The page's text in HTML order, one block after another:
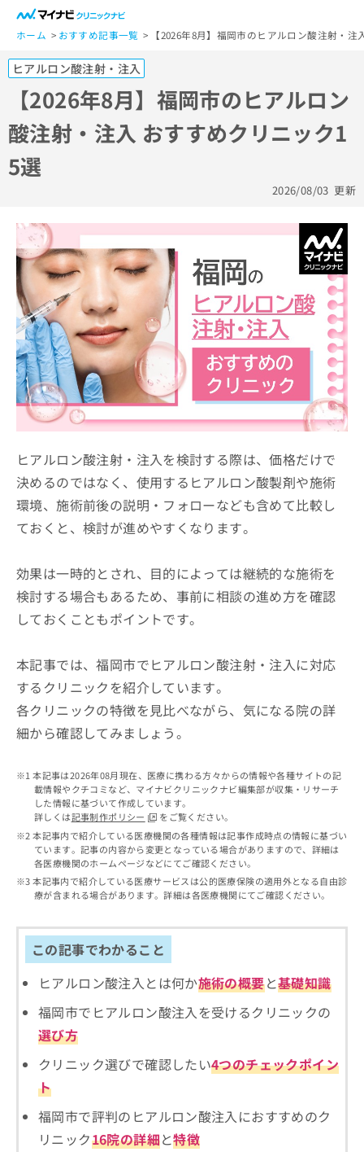
ホーム おすすめ記事一覧 【2026年8月】福岡市のヒアルロン酸注射・
ヒアルロン酸注射・注入
【2026年8月】福岡市のヒアルロン
酸注射・注入 おすすめクリニック1
5選
2026/08/03 更新
ヒアルロン酸注射・注入を検討する際は、価格だけで
決めるのではなく、使用するヒアルロン酸製剤や施術
環境、施術前後の説明・フォローなども含めて比較し
ておくと、検討が進めやすくなります。
効果は一時的とされ、目的によっては継続的な施術を
検討する場合もあるため、事前に相談の進め方を確認
しておくこともポイントです。
本記事では、福岡市でヒアルロン酸注射・注入に対応
するクリニックを紹介しています。
各クリニックの特徴を見比べながら、気になる院の詳
細から確認してみましょう。
本記事は2026年08月現在、医療に携わる方々からの情報や各種サイトの記
載情報やクチコミなど、マイナビクリニックナビ編集部が収集・リサーチ
した情報に基づいて作成しています。
詳しくは記事制作ポリシー
をご覧ください。
本記事内で紹介している医療機関の各種情報は記事作成時点の情報に基づい
ています。記事の内容から変更となっている場合がありますので、詳細は
各医療機関のホームページなどにてご確認ください。
本記事内で紹介している医療サービスは公的医療保険の適用外となる自由診
療が含まれる場合があります。詳細は各医療機関にてご確認ください。
この記事でわかること
ヒアルロン酸注入とは何か施術の概要と基礎知識
福岡市でヒアルロン酸注入を受けるクリニックの
選び方
クリニック選びで確認したい4つのチェックポイン
ト
福岡市で評判のヒアルロン酸注入におすすめのク
リニック16院の詳細と特徴
一
般
ー
ザ
ー
の
方
は
こ
マ
イ
ナ
ビ
ク
リ
ニ
ッ
ク
ナ
ビ
関
る
お
問
い
わ
せ
は
こ
こち
らは
マイ
ナビ
クリ
ビサ
イト
への
お問
合せ
フォ
ーム
りま
す。
ニッ
クの
予
症状
相談
はで
せん
ので
ご了
承く
ださ
い。
医
療
関
係
者
の
方
は
こ
ち
ら
広
告
出
稿
の
問
い
合
わ
こ
ち
ら
資
の
は
ら
無
料
拡
の
し
は
広
告
代
店
方
は
こ
ち
広
告
出
稿
お
わ
こ
の
請
こ
告
出
ら